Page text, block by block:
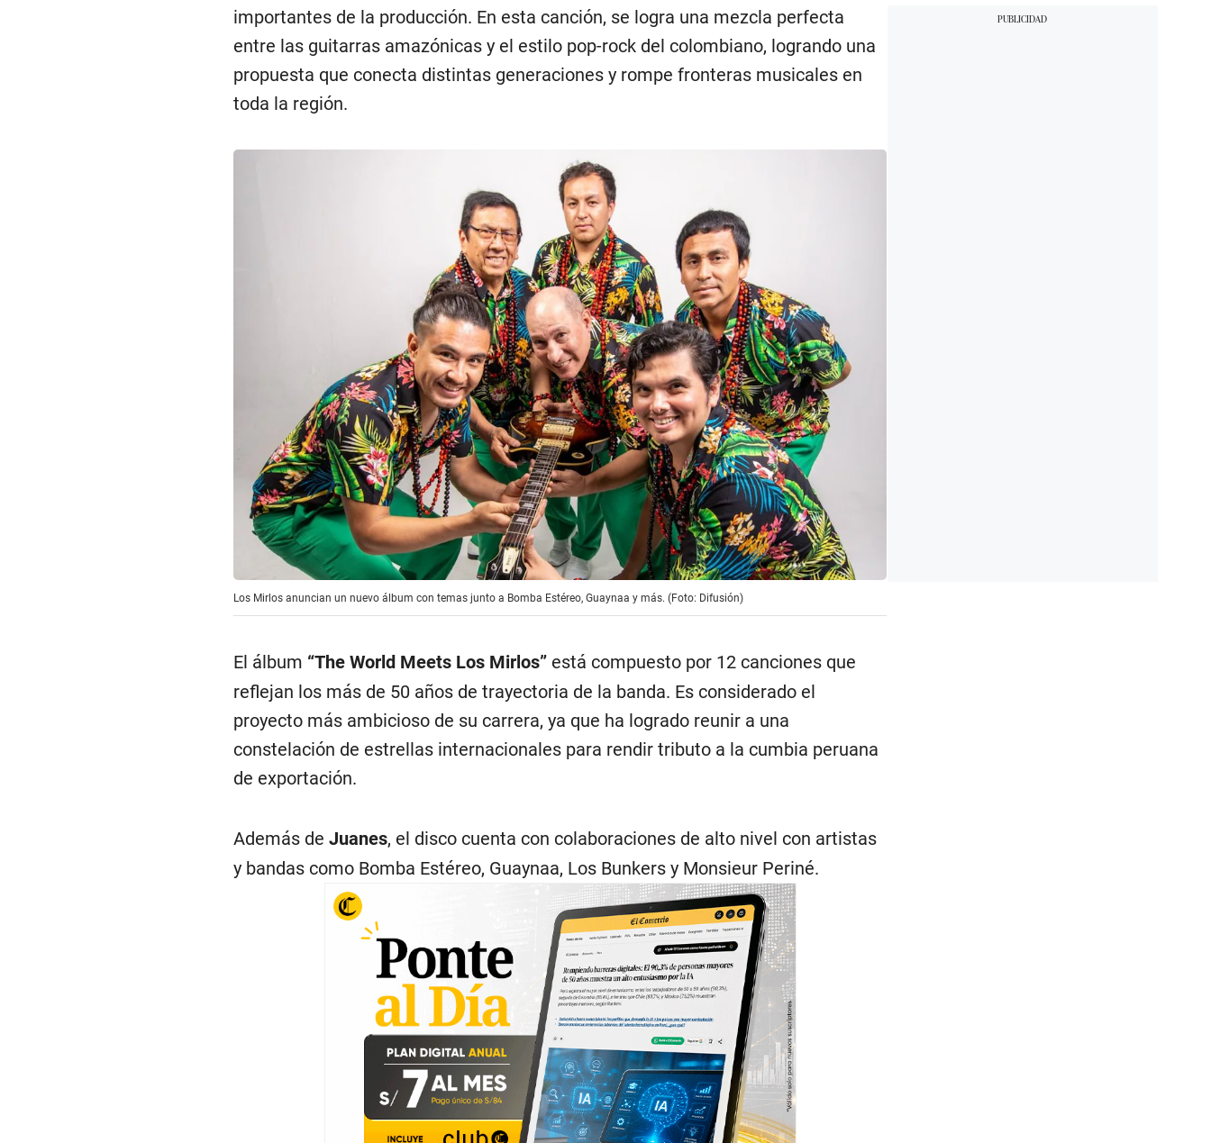
importantes de la producción. En esta canción, se logra una mezcla perfecta
entre las guitarras amazónicas y el estilo pop-rock del colombiano, logrando una
propuesta que conecta distintas generaciones y rompe fronteras musicales en
toda la región.
Los Mirlos anuncian un nuevo álbum con temas junto a Bomba Estéreo, Guaynaa y más. (Foto: Difusión)
El álbum “The World Meets Los Mirlos”está compuesto por 12 canciones que
reflejan los más de 50 años de trayectoria de la banda. Es considerado el
proyecto más ambicioso de su carrera, ya que ha logrado reunir a una
constelación de estrellas internacionales para rendir tributo a la cumbia peruana
de exportación.
Además de Juanes, el disco cuenta con colaboraciones de alto nivel con artistas
y bandas como Bomba Estéreo, Guaynaa, Los Bunkers y Monsieur Periné.